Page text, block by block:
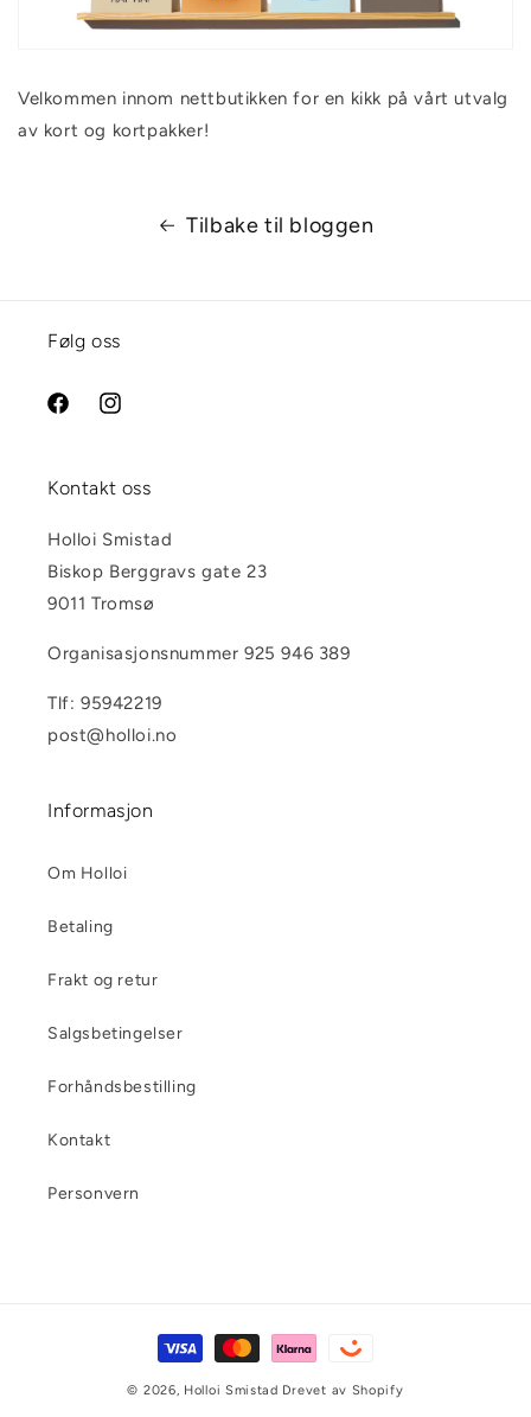
Velkommen innom nettbutikken for en kikk på vårt utvalg
av kort og kortpakker!
Tilbake til bloggen
Følg oss
FacebookInstagram
Kontakt oss
Holloi Smistad
Biskop Berggravs gate 23
9011 Tromsø
Organisasjonsnummer 925 946 389
Tlf: 95942219
post@holloi.no
Informasjon
Om Holloi
Betaling
Frakt og retur
Salgsbetingelser
Forhåndsbestilling
Kontakt
Personvern
Betalingsmåter
© 2026, Holloi Smistad Drevet av Shopify